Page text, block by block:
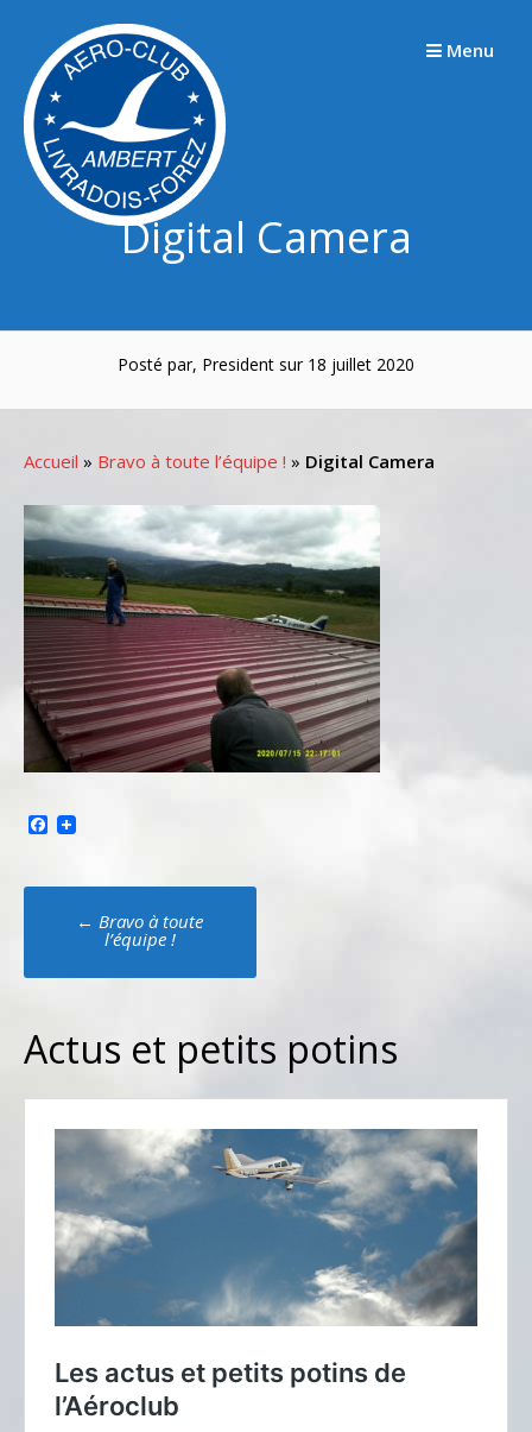
contenu
Menu
Digital Camera
Posté par, President sur 18 juillet 2020
Accueil » Bravo à toute l’équipe ! » Digital Camera
Facebook
Poste
navigation
← Bravo à toute
l’équipe !
Actus et petits potins